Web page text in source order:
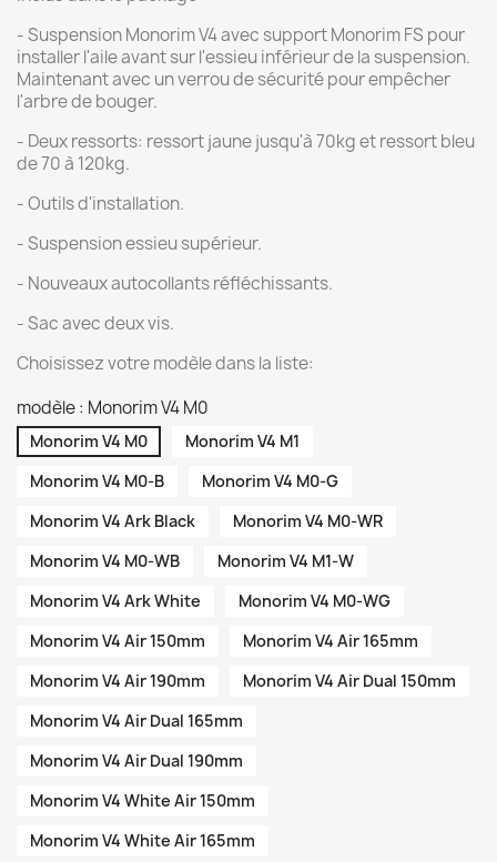
- Suspension Monorim V4 avec support Monorim FS pour
installer l'aile avant sur l'essieu inférieur de la suspension.
Maintenant avec un verrou de sécurité pour empêcher
l'arbre de bouger.
- Deux ressorts: ressort jaune jusqu'à 70kg et ressort bleu
de 70 à 120kg.
- Outils d'installation.
- Suspension essieu supérieur.
- Nouveaux autocollants réfléchissants.
- Sac avec deux vis.
Choisissez votre modèle dans la liste:
modèle : Monorim V4 M0
Monorim V4 M0
Monorim V4 M1
Monorim V4 M0-B
Monorim V4 M0-G
Monorim V4 Ark Black
Monorim V4 M0-WR
Monorim V4 M0-WB
Monorim V4 M1-W
Monorim V4 Ark White
Monorim V4 M0-WG
Monorim V4 Air 150mm
Monorim V4 Air 165mm
Monorim V4 Air 190mm
Monorim V4 Air Dual 150mm
Monorim V4 Air Dual 165mm
Monorim V4 Air Dual 190mm
Monorim V4 White Air 150mm
Monorim V4 White Air 165mm